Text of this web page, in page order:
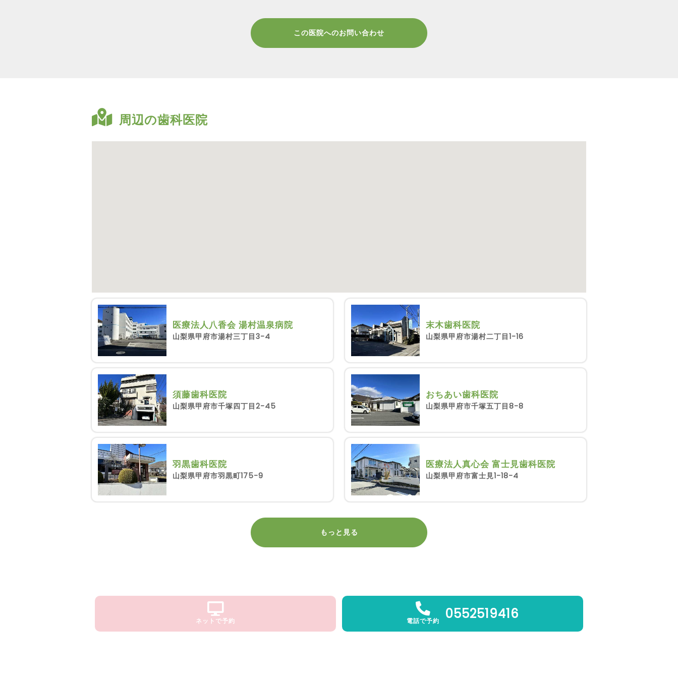
この医院へのお問い合わせ
周辺の歯科医院
医療法人八香会 湯村温泉病院
山梨県甲府市湯村三丁目3-4
須藤歯科医院
山梨県甲府市千塚四丁目2-45
羽黒歯科医院
山梨県甲府市羽黒町175-9
末木歯科医院
山梨県甲府市湯村二丁目1-16
おちあい歯科医院
山梨県甲府市千塚五丁目8-8
医療法人真心会 富士見歯科医院
山梨県甲府市富士見1-18-4
もっと見る
ネットで予約 電話で予約 0552519416